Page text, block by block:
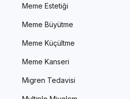
Meme Estetiği
Meme Büyütme
Meme Küçültme
Meme Kanseri
Migren Tedavisi